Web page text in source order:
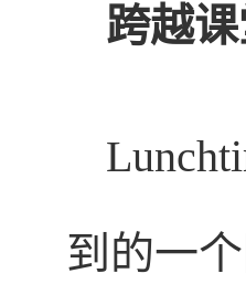
跨越
到的一